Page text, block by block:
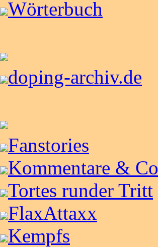
Wörterbuch
doping-archiv.de
Fanstories
Kommentare & Co
Tortes runder Tritt
FlaxAttaxx
Kempfs